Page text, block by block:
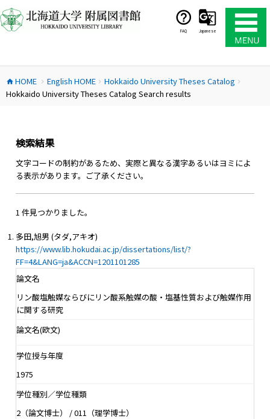
ン
テ
ス
キ
FAQ Japanese
home HOME chevron_right English HOMEchevron_right Hokkaido University Theses Catalog chevron_right
Hokkaido University Theses Catalog Search results
検索結果
文字コードの制約があるため、実際と異なる漢字あるいはヨミによ
る表示があります。ご了承ください。
1 件見つかりました。
多田,旭男 (タダ,アキオ)
https://www.lib.hokudai.ac.jp/dissertations/list/?
FF=4&LANG=ja&ACCN=1201101285
論文名
リン酸塩触媒ならびにリン酸系触媒の酸・塩基性質および触媒作用
に関する研究
論文名(欧文)
学位授与年度
1975
学位種別／学位種類
2（論文博士） / 011（理学博士）